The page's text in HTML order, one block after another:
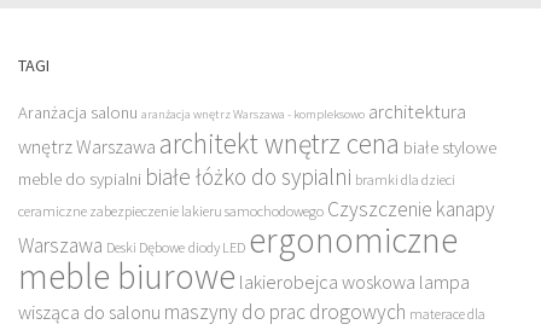
TAGI
Aranżacja salonu aranżacja wnętrz Warszawa - kompleksowo architektura
wnętrz Warszawa architekt wnętrz cena białe stylowe
meble do sypialni białe łóżko do sypialni bramki dla dzieci
ceramiczne zabezpieczenie lakieru samochodowego Czyszczenie kanapy
Warszawa Deski Dębowe diody LED ergonomiczne
meble biurowe lakierobejca woskowa lampa
wisząca do salonu maszyny do prac drogowych materace dla